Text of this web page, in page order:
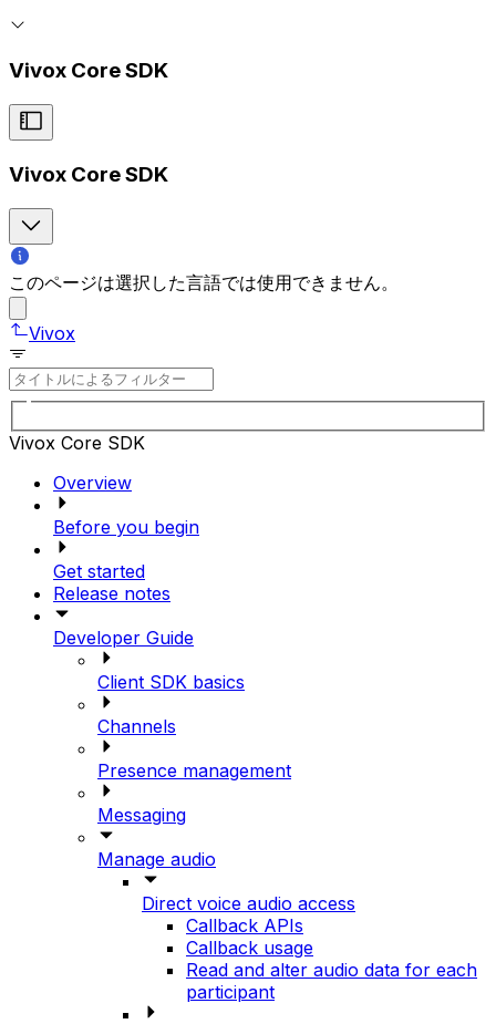
Vivox Core SDK
Vivox Core SDK
このページは選択した言語では使用できません。
Vivox
Vivox Core SDK
Overview
Before you begin
Get started
Release notes
Developer Guide
Client SDK basics
Channels
Presence management
Messaging
Manage audio
Direct voice audio access
Callback APIs
Callback usage
Read and alter audio data for each
participant